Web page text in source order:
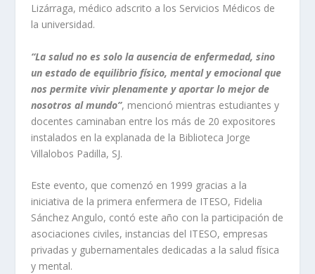
Lizárraga, médico adscrito a los Servicios Médicos de
la universidad.
“La salud no es solo la ausencia de enfermedad, sino
un estado de equilibrio físico, mental y emocional que
nos permite vivir plenamente y aportar lo mejor de
nosotros al mundo”, mencionó mientras estudiantes y
docentes caminaban entre los más de 20 expositores
instalados en la explanada de la Biblioteca Jorge
Villalobos Padilla, SJ.
Este evento, que comenzó en 1999 gracias a la
iniciativa de la primera enfermera de ITESO, Fidelia
Sánchez Angulo, contó este año con la participación de
asociaciones civiles, instancias del ITESO, empresas
privadas y gubernamentales dedicadas a la salud física
y mental.